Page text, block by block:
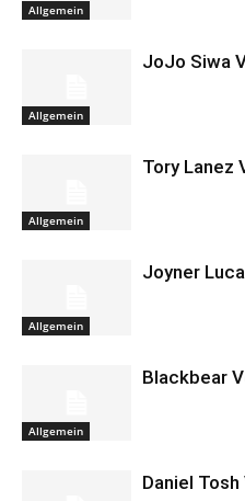
Allgemein
Allgemein
JoJo Siwa
Allgemein
Tory Lanez
Allgemein
Joyner
Allgemein
Blackbear
Daniel